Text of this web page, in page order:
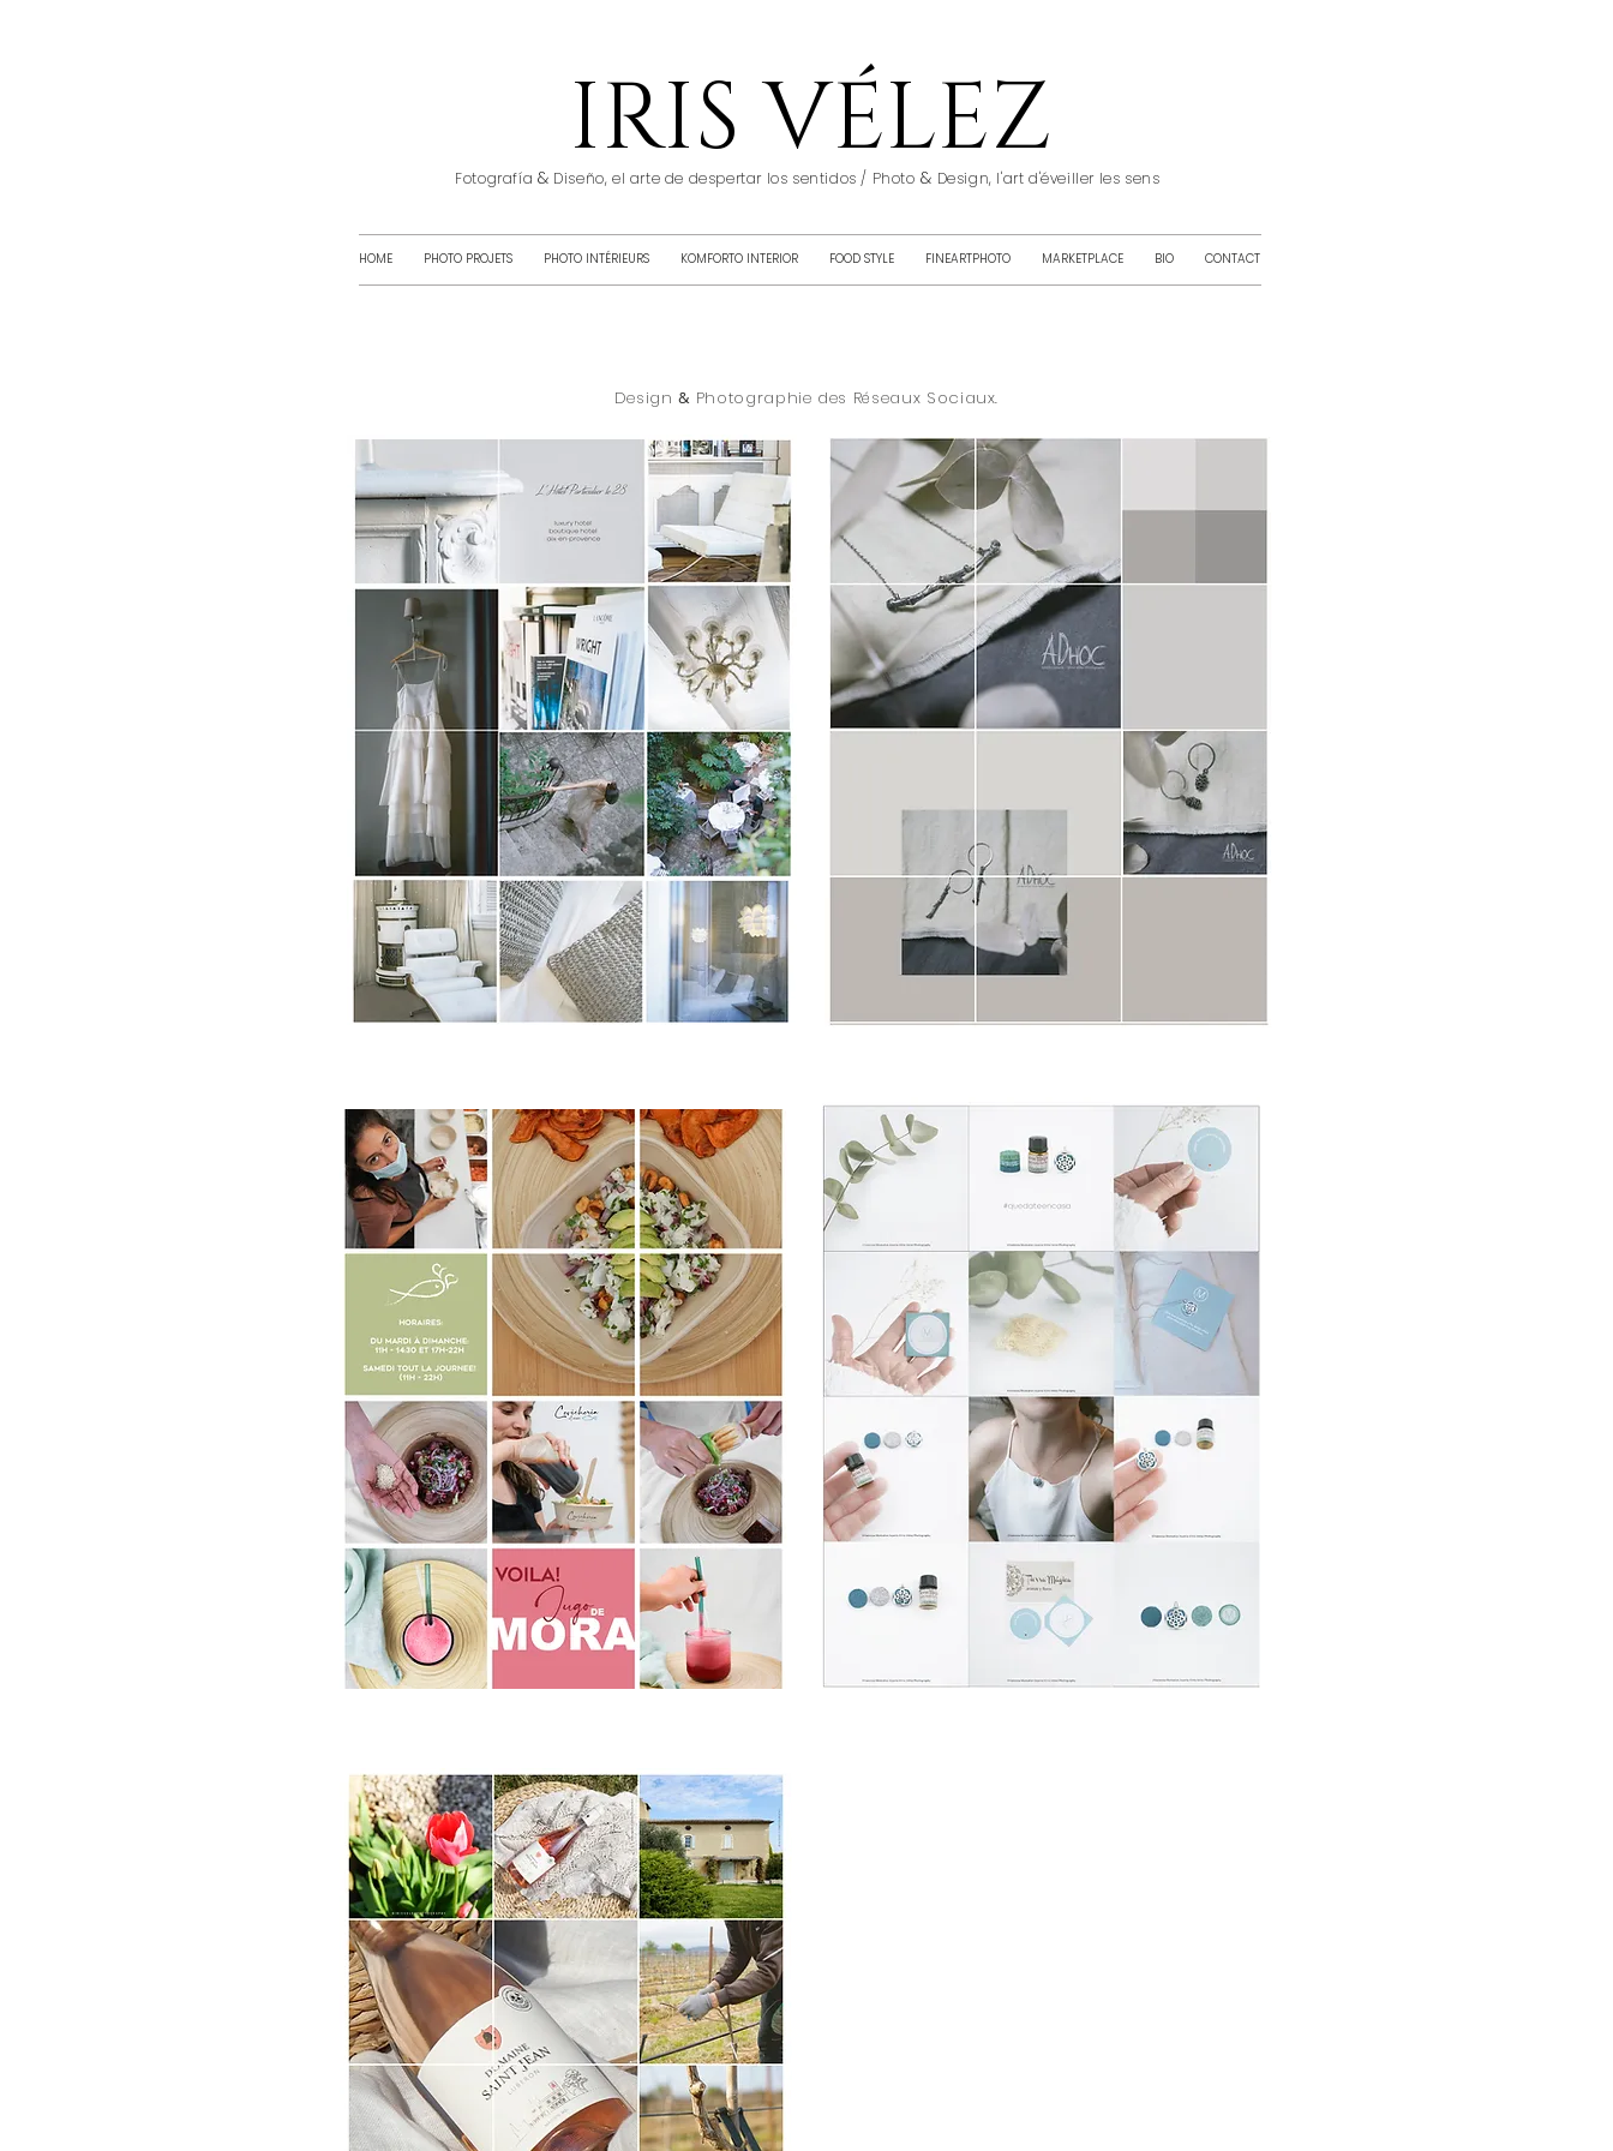
IRIS VÉLEZ
Fotografía & Diseño, el arte de despertar los sentidos / Photo & Design, l'art d'éveiller les sens
HOME PHOTO PROJETS PHOTO INTÉRIEURS KOMFORTO INTERIOR FOOD STYLE FINEARTPHOTO MARKETPLACE BIO CONTACT
Design& Photographie des Réseaux Sociaux.